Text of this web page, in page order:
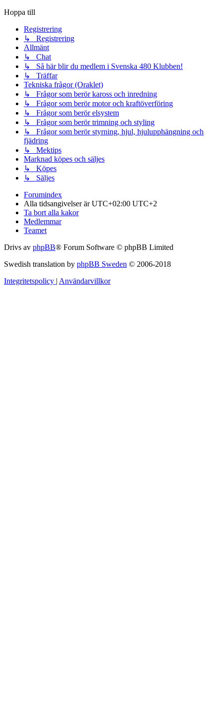
Hoppa till
Registrering
↳ Registrering
Allmänt
↳ Chat
↳ Så här blir du medlem i Svenska 480 Klubben!
↳ Träffar
Tekniska frågor (Oraklet)
↳ Frågor som berör kaross och inredning
↳ Frågor som berör motor och kraftöverföring
↳ Frågor som berör elsystem
↳ Frågor som berör trimning och styling
↳ Frågor som berör styrning, hjul, hjulupphängning och
fjädring
↳ Mektips
Marknad köpes och säljes
↳ Köpes
↳ Säljes
Forumindex
Alla tidsangivelser är UTC+02:00 UTC+2
Ta bort alla kakor
Medlemmar
Teamet
Drivs av phpBB® Forum Software © phpBB Limited
Swedish translation by phpBB Sweden © 2006-2018
Integritetspolicy | Användarvillkor